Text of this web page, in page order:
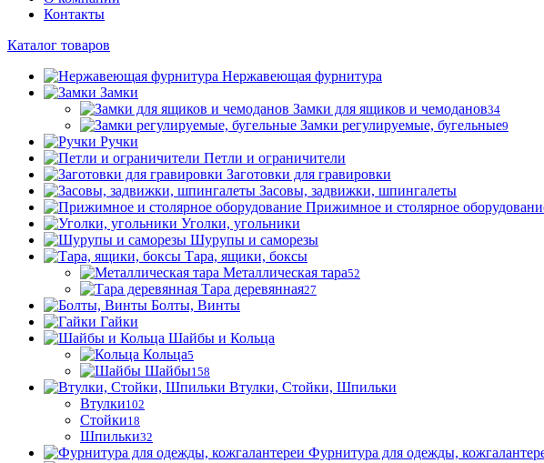
Контакты
Каталог товаров
Нержавеющая фурнитура
Замки
Замки для ящиков и чемоданов34
Замки регулируемые, бугельные9
Ручки
Петли и ограничители
Заготовки для гравировки
Засовы, задвижки, шпингалеты
Прижимное и столярное
Уголки, угольники
Шурупы и саморезы
Тара, ящики, боксы
Металлическая тара52
Тара деревянная27
Болты, Винты
Гайки
Шайбы и Кольца
Кольца5
Шайбы158
Втулки, Стойки, Шпильки
Втулки102
Стойки18
Шпильки32
Фурнитура для одежды,